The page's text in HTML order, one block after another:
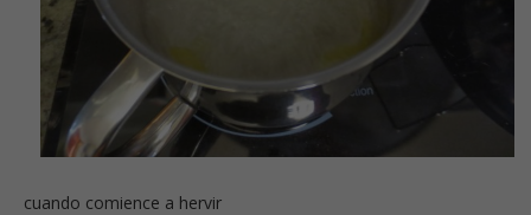
cuando comience a hervir